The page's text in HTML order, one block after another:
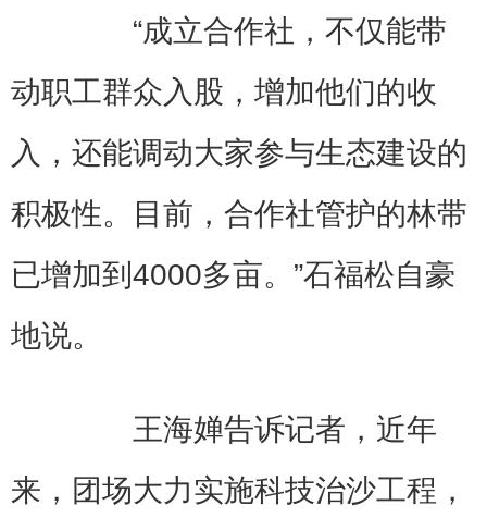
“成立合作社，不仅能带
动职工群众入股，增加他们的收
入，还能调动大家参与生态建设的
积极性。目前，合作社管护的林带
已增加到4000多亩。”石福松自豪
地说。
王海婵告诉记者，近年
来，团场大力实施科技治沙工程，